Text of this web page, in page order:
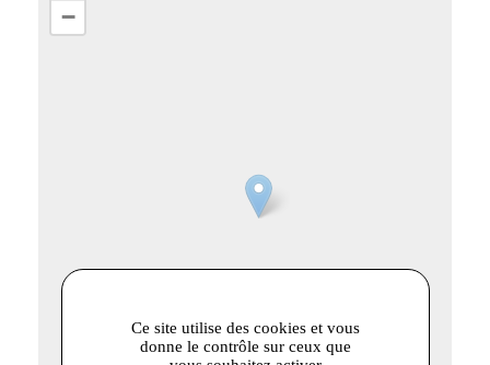
−
Ce site utilise des cookies et vous
donne le contrôle sur ceux que